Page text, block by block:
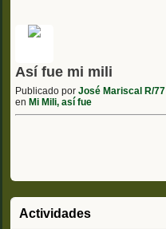
Así fue mi mili
Publicado por José Mariscal R/77
en Mi Mili, así fue
Actividades